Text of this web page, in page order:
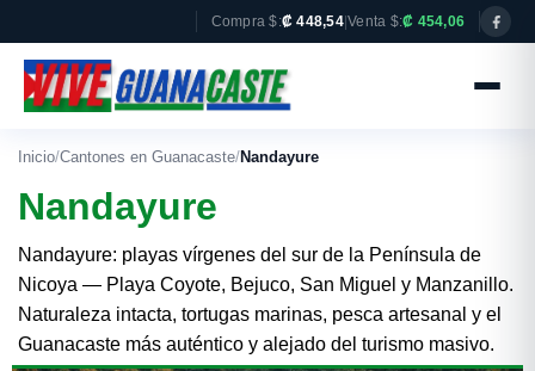
Compra $:₡ 448,54| Venta $:₡ 454,06
Inicio/Cantones en Guanacaste/Nandayure
Nandayure
Nandayure: playas vírgenes del sur de la Península de
Nicoya — Playa Coyote, Bejuco, San Miguel y Manzanillo.
Naturaleza intacta, tortugas marinas, pesca artesanal y el
Guanacaste más auténtico y alejado del turismo masivo.